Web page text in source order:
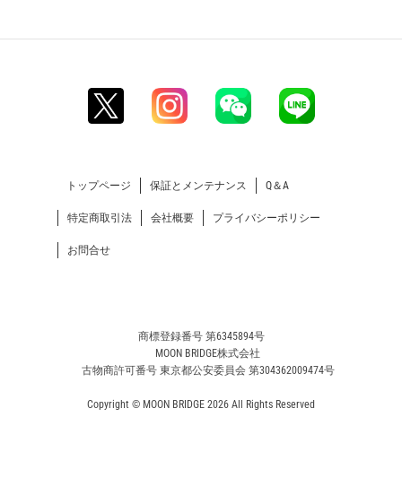
トップページ 保証とメンテナンス Q＆A
特定商取引法 会社概要 プライバシーポリシー
お問合せ
商標登録番号 第6345894号
MOON BRIDGE株式会社
古物商許可番号 東京都公安委員会 第304362009474号
Copyright © MOON BRIDGE 2026 All Rights Reserved